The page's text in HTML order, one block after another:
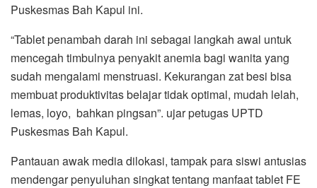
Puskesmas Bah Kapul ini.
“Tablet penambah darah ini sebagai langkah awal untuk
mencegah timbulnya penyakit anemia bagi wanita yang
sudah mengalami menstruasi. Kekurangan zat besi bisa
membuat produktivitas belajar tidak optimal, mudah lelah,
lemas, loyo, bahkan pingsan”. ujar petugas UPTD
Puskesmas Bah Kapul.
Pantauan awak media dilokasi, tampak para siswi antusias
mendengar penyuluhan singkat tentang manfaat tablet FE